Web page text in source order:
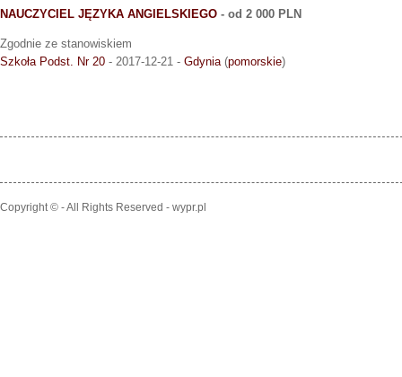
NAUCZYCIEL JĘZYKA ANGIELSKIEGO - od 2 000 PLN
Zgodnie ze stanowiskiem
Szkoła Podst. Nr 20 - 2017-12-21 - Gdynia(pomorskie)
Copyright © - All Rights Reserved - wypr.pl